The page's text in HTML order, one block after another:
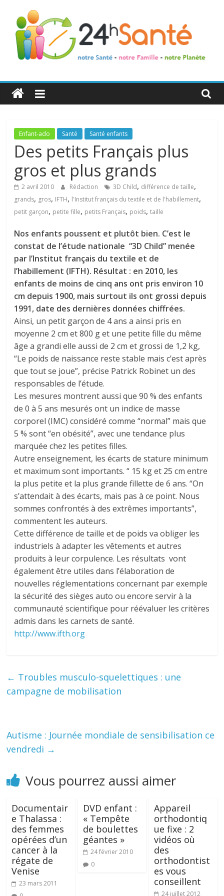
24h
Santé
La
santé
toute
famille
Enfant-ado Santé Santé enfants
Des petits Français plus
gros et plus grands
2 avril 2010 Rédaction 3D Child, différence de taille,
grands, gros, IFTH, l'Institut français du textile et de l'habillement,
petit garçon, petite fille, petits Français, poids,taille
Nos enfants poussent et plutôt bien. C’est le
constat de l’étude nationale “3D Child” menée
par l’Institut français du textile et de
l’habillement (IFTH). Résultat : en 2010, les
enfants de moins de cinq ans ont pris environ 10
cm depuis 1900, mais surtout ils ont grossi depuis
1991, date des dernières données chiffrées.
Ainsi, un petit garçon de 4 ans a ainsi pris en
moyenne 2 cm et 800 g et une petite fille du même
âge a grandi elle aussi de 2 cm et grossi de 1,2 kg,
“Le poids de naissance reste stable mais c’est après
que tout se joue”, précise Patrick Robinet un des
responsables de l’étude.
Les mesures montrent aussi que 90 % des enfants
de 0 à 5 ans mesurés ont un indice de masse
corporel (IMC) considéré comme “normal” mais que
5 % sont “en obésité”, avec une tendance plus
marquée chez les petites filles.
Autre enseignement, les écarts de stature minimum
et maximum sont importants. “ 15 kg et 25 cm entre
la plus petite et la plus grande fillette de 6 ans. “On
s’attendait à des écarts, mais pas à ce point. Nous
sommes confrontés à des extrêmes importants”,
commentent les auteurs.
Cette différence de taille et de poids va obliger les
industriels à adapter les vêtements et autres
produits à leur corpulence. Les résultats vont
également être utiles dans l’élaboration de
nouvelles réglementations concernant par exemple
la sécurité des sièges auto ou encore servir à la
communauté scientifique pour réévaluer les critères
admis dans les carnets de santé.
http://www.ifth.org
← Troubles musculo-squelettiques : une
campagne de mobilisation
Autisme : Journée mondiale de sensibilisation ce
vendredi →
Vous pourrez aussi aimer
Documentair
e Thalassa :
des femmes
opérées d’un
cancer à la
régate de
Venise
23 mars 2011
DVD enfant :
« Tempête
de boulettes
géantes »
24 février 2010
0
Appareil
orthodontiq
ue fixe : 2
vidéos où
des
orthodontist
es vous
conseillent
24 juillet 2012